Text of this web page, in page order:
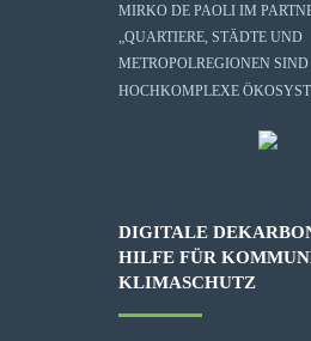
MIRKO DE PAOLI IM
„QUARTIERE, STÄDTE UND
METROPOLREGIONEN SIND
HOCHKOMPLEXE
DIGITALE
HILFE FÜR
KLIMASCHUTZ